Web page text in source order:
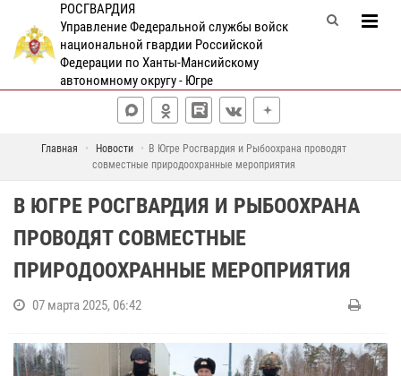
РОСГВАРДИЯ
Управление Федеральной службы войск
национальной гвардии Российской
Федерации по Ханты-Мансийскому
автономному округу - Югре
Главная Новости
В Югре Росгвардия и Рыбоохрана проводят
совместные природоохранные мероприятия
В ЮГРЕ РОСГВАРДИЯ И РЫБООХРАНА
ПРОВОДЯТ СОВМЕСТНЫЕ
ПРИРОДООХРАННЫЕ МЕРОПРИЯТИЯ
07 марта 2025, 06:42